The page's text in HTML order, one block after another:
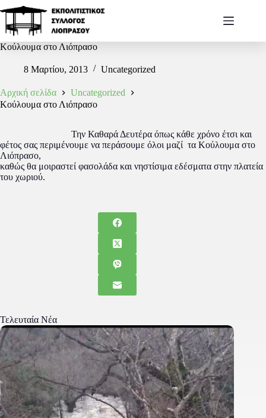
Κούλουμα στο Λιόπρασο
8 Μαρτίου, 2013 Uncategorized
Αρχική σελίδα
Uncategorized
Κούλουμα στο Λιόπρασο
Την Καθαρά Δευτέρα όπως κάθε χρόνο έτσι και
φέτος σας περιμένουμε να περάσουμε όλοι μαζί τα Κούλουμα στο
Λιόπρασο,
καθώς θα μοιραστεί φασολάδα και νηστίσιμα εδέσματα στην πλατεία
του χωριού.
Τελευταία Νέα